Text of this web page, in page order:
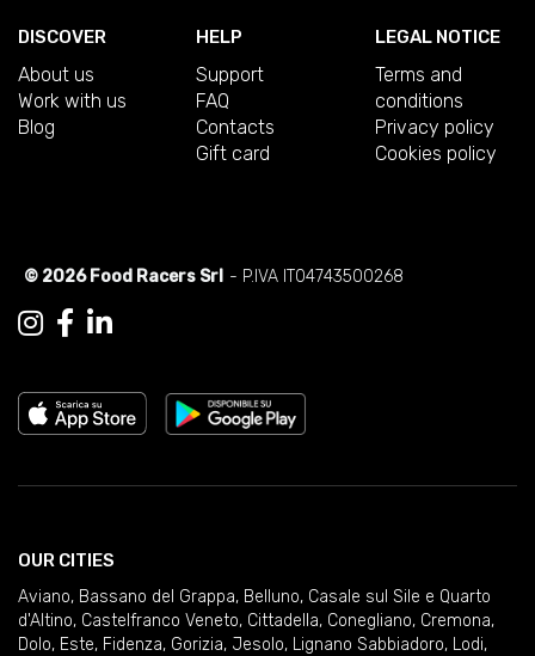
DISCOVER
About us
Work with us
Blog
HELP
Support
FAQ
Contacts
Gift card
LEGAL NOTICE
Terms and
conditions
Privacy policy
Cookies policy
© 2026 Food Racers Srl - P.IVA IT04743500268
OUR CITIES
Aviano, Bassano del Grappa, Belluno, Casale sul Sile e Quarto
d'Altino, Castelfranco Veneto, Cittadella, Conegliano, Cremona,
Dolo, Este, Fidenza, Gorizia, Jesolo, Lignano Sabbiadoro, Lodi,